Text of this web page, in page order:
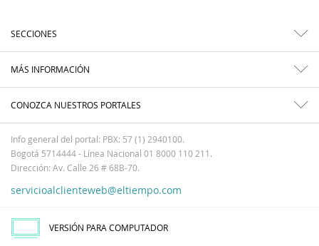
SECCIONES
MÁS INFORMACIÓN
CONOZCA NUESTROS PORTALES
Info general del portal: PBX: 57 (1) 2940100.
Bogotá 5714444 - Línea Nacional 01 8000 110 211.
Dirección: Av. Calle 26 # 68B-70.
servicioalclienteweb@eltiempo.com
VERSIÓN PARA COMPUTADOR